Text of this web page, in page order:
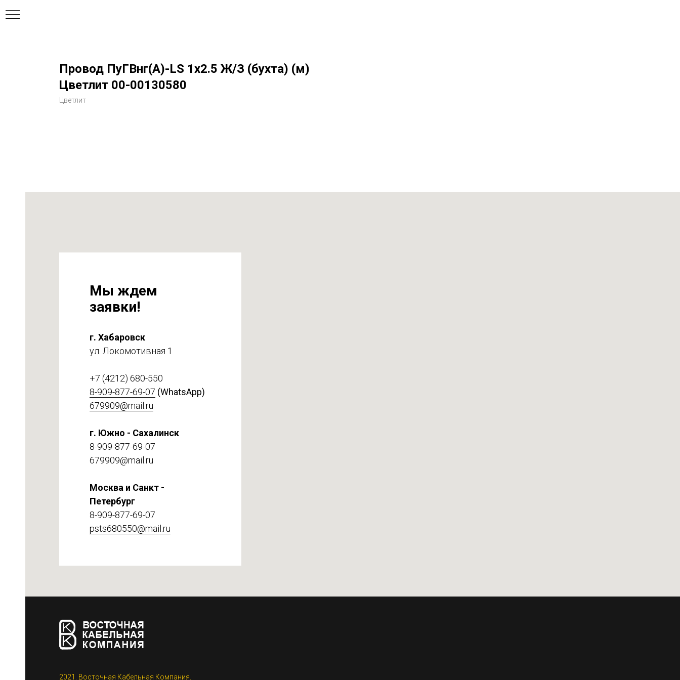
Провод ПуГВнг(А)-LS 1х2.5 Ж/З (бухта) (м)
Цветлит 00-00130580
Цветлит
Мы ждем
заявки!
г. Хабаровск
ул. Локомотивная 1
+7 (4212) 680-550
8-909-877-69-07 (WhatsApp)
679909@mail.ru
г. Южно - Сахалинск
8-909-877-69-07
679909@mail.ru
Москва и Санкт -
Петербург
8-909-877-69-07
psts680550@mail.ru
2021. Восточная Кабельная Компания.